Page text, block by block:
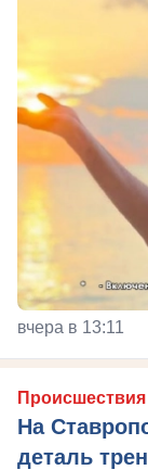
вчера в 13:11
Происшествия
На
деталь